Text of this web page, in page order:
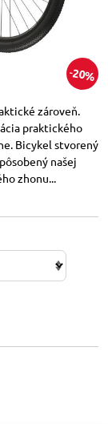
20%
zároveň.
praktického
Bicykel stvorený
našej
zhonu...